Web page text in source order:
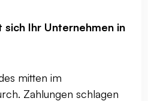
Ihr Unternehmen in
mitten im
Zahlungen schlagen